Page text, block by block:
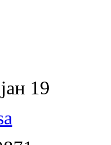
јан 19